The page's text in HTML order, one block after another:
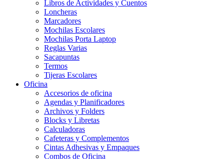
Libros de Actividades y Cuentos
Loncheras
Marcadores
Mochilas Escolares
Mochilas Porta Laptop
Reglas Varias
Sacapuntas
Termos
Tijeras Escolares
Oficina
Accesorios de oficina
Agendas y Planificadores
Archivos y Folders
Blocks y Libretas
Calculadoras
Cafeteras y Complementos
Cintas Adhesivas y Empaques
Combos de Oficina